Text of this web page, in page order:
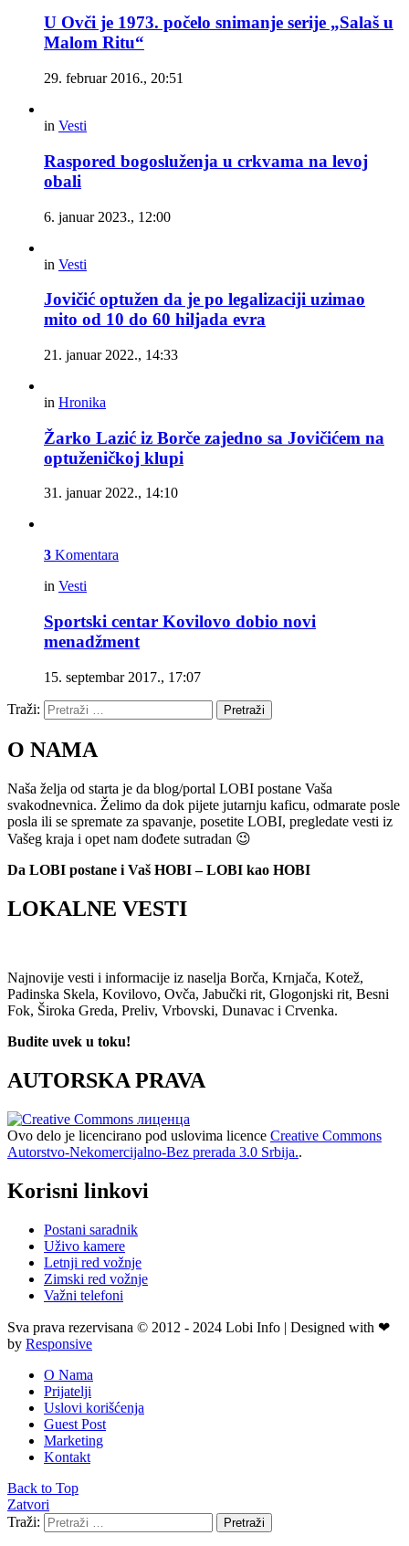
U Ovči je 1973. počelo snimanje serije „Salaš u
Malom Ritu“
29. februar 2016., 20:51
in Vesti
Raspored bogosluženja u crkvama na levoj
obali
6. januar 2023., 12:00
in Vesti
Jovičić optužen da je po legalizaciji uzimao
mito od 10 do 60 hiljada evra
21. januar 2022., 14:33
in Hronika
Žarko Lazić iz Borče zajedno sa Jovičićem na
optuženičkoj klupi
31. januar 2022., 14:10
3 Komentara
in Vesti
Sportski centar Kovilovo dobio novi
menadžment
15. septembar 2017., 17:07
Traži: Pretraži
O NAMA
Naša želja od starta je da blog/portal LOBI postane Vaša
svakodnevnica. Želimo da dok pijete jutarnju kaficu, odmarate posle
posla ili se spremate za spavanje, posetite LOBI, pregledate vesti iz
Vašeg kraja i opet nam dođete sutradan 😉
Da LOBI postane i Vaš HOBI – LOBI kao HOBI
LOKALNE VESTI
Najnovije vesti i informacije iz naselja Borča, Krnjača, Kotež,
Padinska Skela, Kovilovo, Ovča, Jabučki rit, Glogonjski rit, Besni
Fok, Široka Greda, Preliv, Vrbovski, Dunavac i Crvenka.
Budite uvek u toku!
AUTORSKA PRAVA
Ovo delo je licencirano pod uslovima licence Creative Commons
Autorstvo-Nekomercijalno-Bez prerada 3.0 Srbija..
Korisni linkovi
Postani saradnik
Uživo kamere
Letnji red vožnje
Zimski red vožnje
Važni telefoni
Sva prava rezervisana © 2012 - 2024 Lobi Info | Designed with ❤
by Responsive
O Nama
Prijatelji
Uslovi korišćenja
Guest Post
Marketing
Kontakt
Back to Top
Zatvori
Traži:
Pretraži